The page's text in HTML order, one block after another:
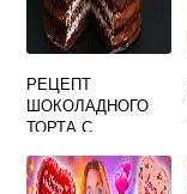
РЕЦЕПТ
ШОКОЛАДНОГО
ТОРТА С
КОРЖАМИ